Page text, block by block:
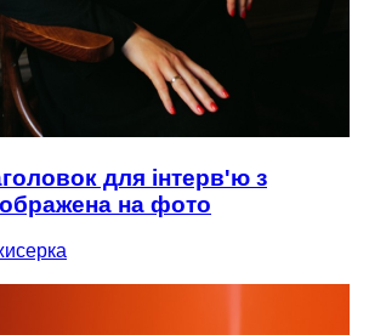
для інтерв'ю з
на фото